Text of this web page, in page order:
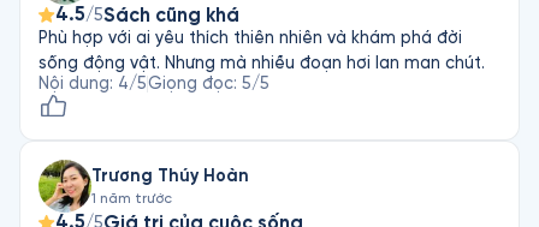
4.5/5Sách cũng khá
Phù hợp với ai yêu thích thiên nhiên và khám phá đời
sống động vật. Nhưng mà nhiều đoạn hơi lan man chút.
Nội dung: 4/5Giọng đọc: 5/5
Trương Thúy Hoàn
1 năm trước
4.5/5Giá trị của cuộc sống